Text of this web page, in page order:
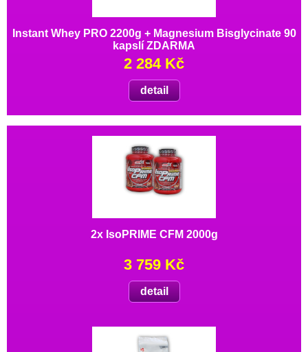
Instant Whey PRO 2200g + Magnesium Bisglycinate 90
kapslí ZDARMA
2 284 Kč
detail
2x IsoPRIME CFM 2000g
3 759 Kč
detail